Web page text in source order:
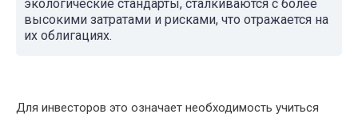
экологические стандарты, сталкиваются с более
высокими затратами и рисками, что отражается на
их облигациях.
Для инвесторов это означает необходимость учиться